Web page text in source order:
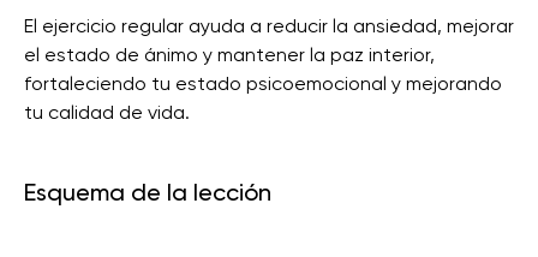
El ejercicio regular ayuda a reducir la ansiedad, mejorar
el estado de ánimo y mantener la paz interior,
fortaleciendo tu estado psicoemocional y mejorando
tu calidad de vida.
Esquema de la lección